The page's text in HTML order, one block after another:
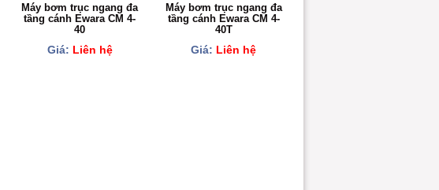
Máy bơm trục ngang đa
tầng cánh Ewara CM 4-
40
Giá: Liên hệ
Máy bơm trục ngang đa
tầng cánh Ewara CM 4-
40T
Giá: Liên hệ